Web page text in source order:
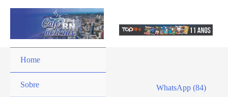
Home
Sobre
WhatsApp (84)